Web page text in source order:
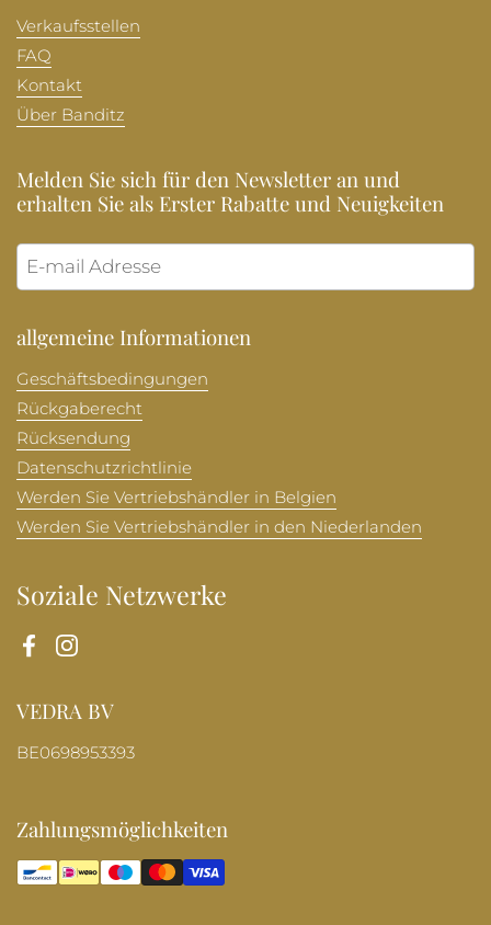
Verkaufsstellen
FAQ
Kontakt
Über Banditz
Melden Sie sich für den Newsletter an und
erhalten Sie als Erster Rabatte und Neuigkeiten
allgemeine Informationen
Geschäftsbedingungen
Rückgaberecht
Rücksendung
Datenschutzrichtlinie
Werden Sie Vertriebshändler in Belgien
Werden Sie Vertriebshändler in den Niederlanden
Soziale Netzwerke
FacebookInstagram
VEDRA BV
BE0698953393
Zahlungsmöglichkeiten